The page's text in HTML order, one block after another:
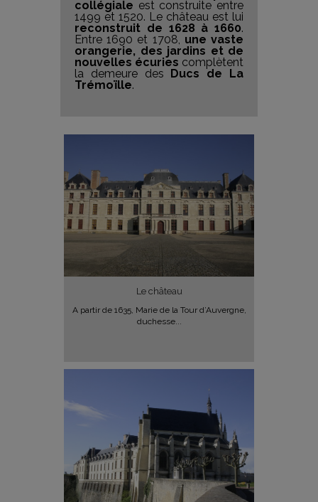
collégiale est construite entre
1499 et 1520. Le château est lui
reconstruit de 1628 à 1660.
Entre 1690 et 1708, une vaste
orangerie, des jardins et de
nouvelles écuries complètent
la demeure des Ducs de La
Trémoïlle.
Le château
A partir de 1635, Marie de la Tour d’Auvergne,
duchesse...